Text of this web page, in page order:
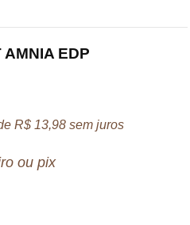
AMNIA EDP
R$ 13,98 sem juros
ou pix